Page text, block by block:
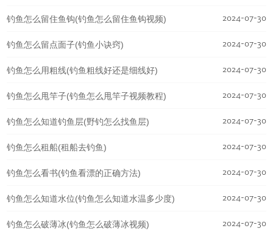
2024-07-30
钓鱼怎么留住鱼钩(钓鱼怎么留住鱼钩视频)
2024-07-30
钓鱼怎么留点面子(钓鱼小诀窍)
2024-07-30
钓鱼怎么用粗线(钓鱼粗线好还是细线好)
2024-07-30
钓鱼怎么甩竿子(钓鱼怎么甩竿子视频教程)
2024-07-30
钓鱼怎么知道钓鱼层(野钓怎么找鱼层)
2024-07-30
钓鱼怎么租船(租船去钓鱼)
2024-07-30
钓鱼怎么看书(钓鱼看漂的正确方法)
2024-07-30
钓鱼怎么知道水位(钓鱼怎么知道水温多少度)
2024-07-30
钓鱼怎么破薄冰(钓鱼怎么破薄冰视频)